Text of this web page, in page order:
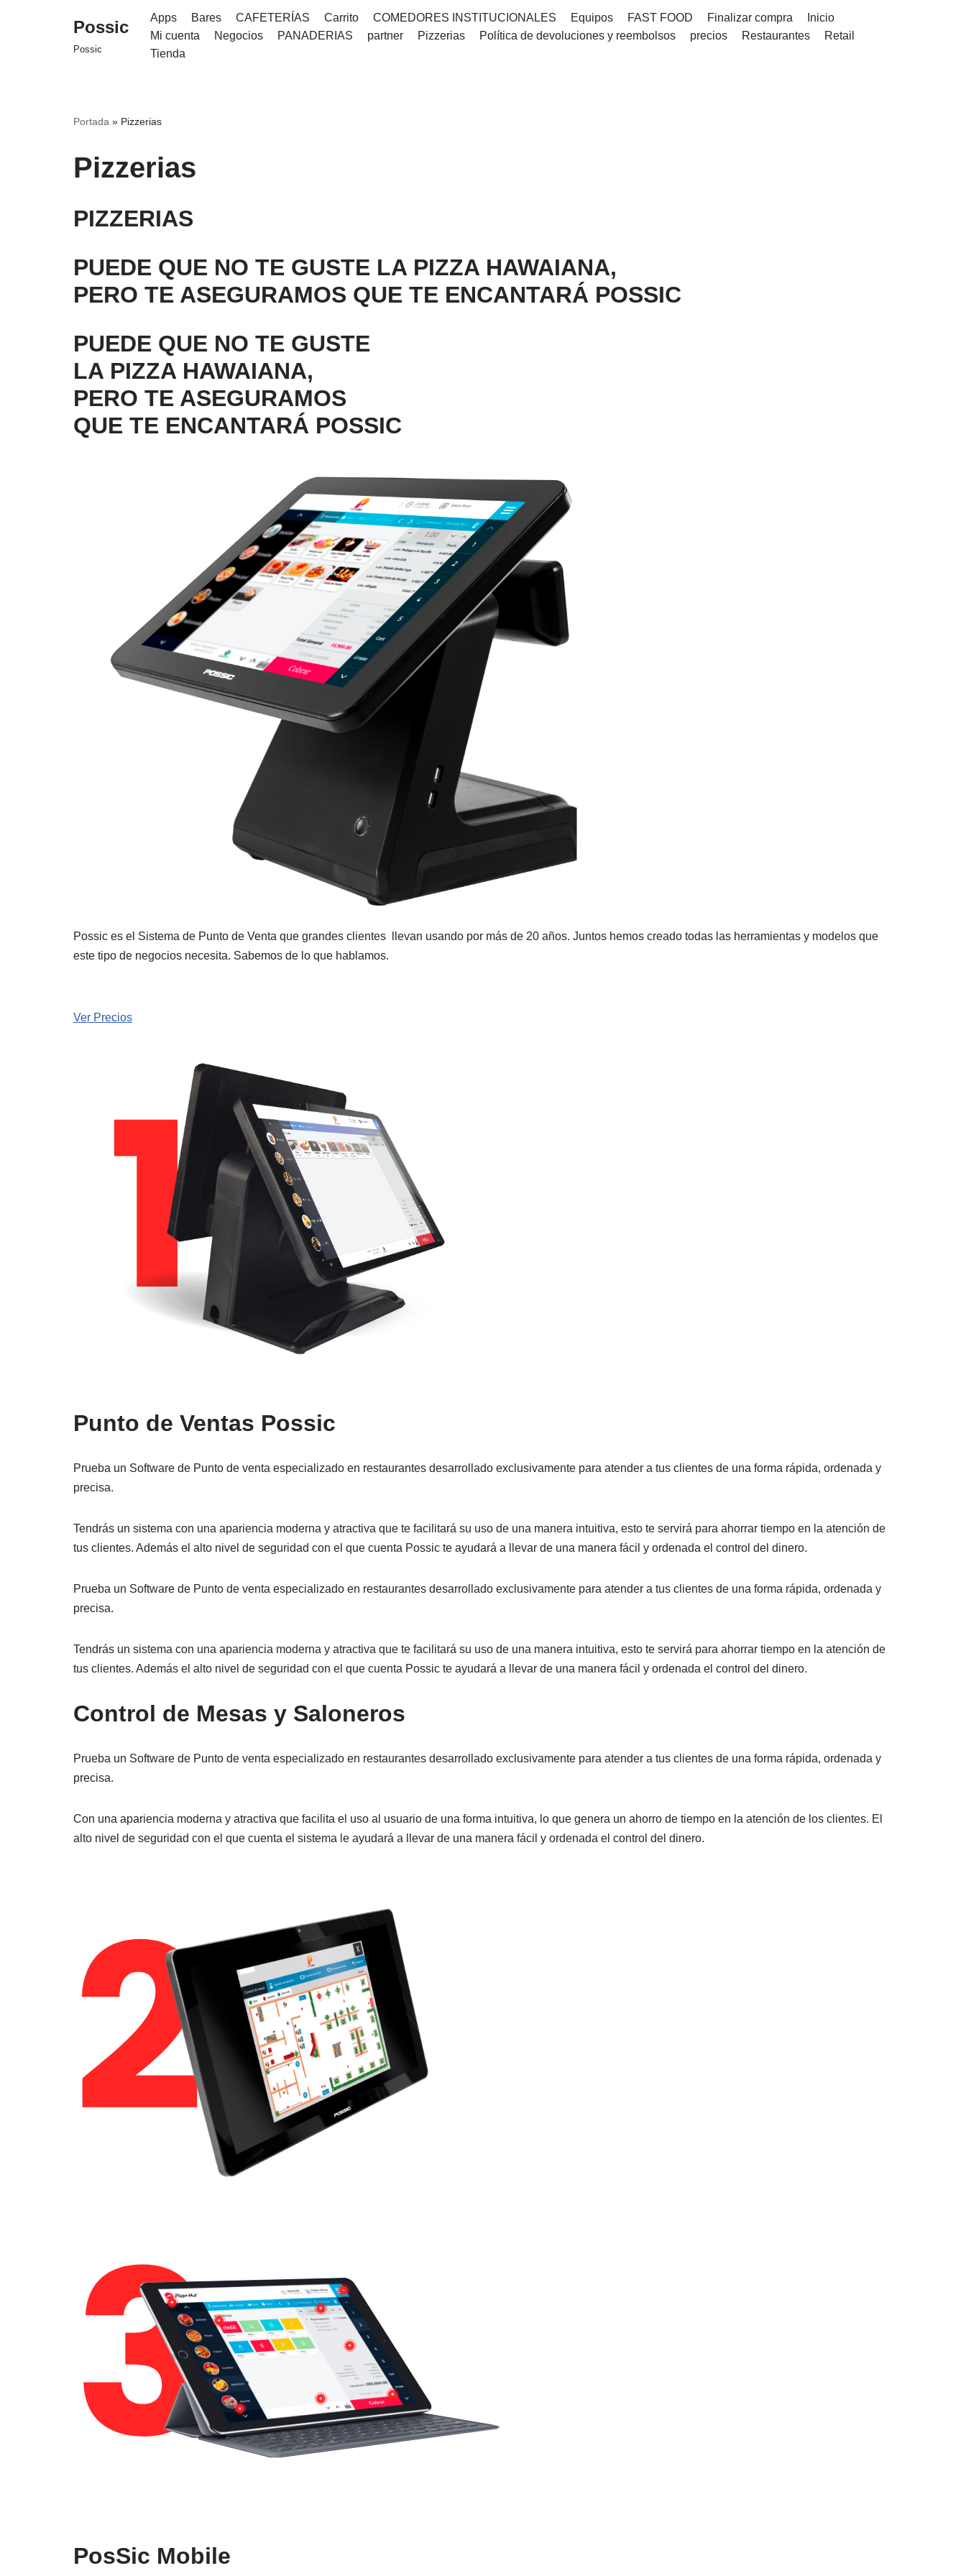
Possic
Possic
Apps Bares CAFETERÍAS Carrito COMEDORES INSTITUCIONALES Equipos FAST FOOD Finalizar compra
Inicio
Mi cuenta
Negocios PANADERIAS partner Pizzerias Política de devoluciones y reembolsos precios Restaurantes
Retail
Tienda
Portada » Pizzerias
Pizzerias
PIZZERIAS
PUEDE QUE NO TE GUSTE LA PIZZA HAWAIANA,
PERO TE ASEGURAMOS QUE TE ENCANTARÁ POSSIC
PUEDE QUE NO TE GUSTE
LA PIZZA HAWAIANA,
PERO TE ASEGURAMOS
QUE TE ENCANTARÁ POSSIC
Possic es el Sistema de Punto de Venta que grandes clientes llevan usando por más de 20 años. Juntos hemos creado todas las herramientas y modelos que
este tipo de negocios necesita. Sabemos de lo que hablamos.
Ver Precios
Punto de Ventas Possic
Prueba un Software de Punto de venta especializado en restaurantes desarrollado exclusivamente para atender a tus clientes de una forma rápida, ordenada y
precisa.
Tendrás un sistema con una apariencia moderna y atractiva que te facilitará su uso de una manera intuitiva, esto te servirá para ahorrar tiempo en la atención de
tus clientes. Además el alto nivel de seguridad con el que cuenta Possic te ayudará a llevar de una manera fácil y ordenada el control del dinero.
Prueba un Software de Punto de venta especializado en restaurantes desarrollado exclusivamente para atender a tus clientes de una forma rápida, ordenada y
precisa.
Tendrás un sistema con una apariencia moderna y atractiva que te facilitará su uso de una manera intuitiva, esto te servirá para ahorrar tiempo en la atención de
tus clientes. Además el alto nivel de seguridad con el que cuenta Possic te ayudará a llevar de una manera fácil y ordenada el control del dinero.
Control de Mesas y Saloneros
Prueba un Software de Punto de venta especializado en restaurantes desarrollado exclusivamente para atender a tus clientes de una forma rápida, ordenada y
precisa.
Con una apariencia moderna y atractiva que facilita el uso al usuario de una forma intuitiva, lo que genera un ahorro de tiempo en la atención de los clientes. El
alto nivel de seguridad con el que cuenta el sistema le ayudará a llevar de una manera fácil y ordenada el control del dinero.
PosSic Mobile